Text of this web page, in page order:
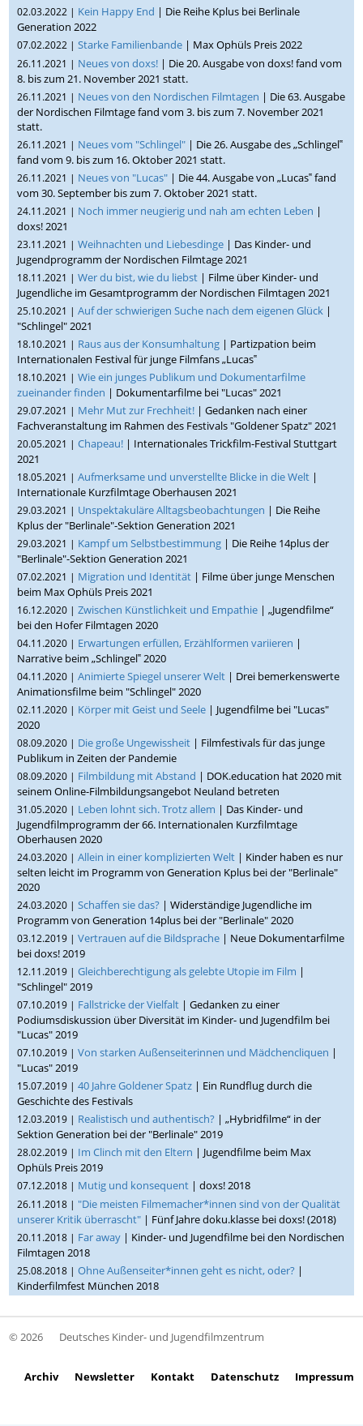
02.03.2022 | Kein Happy End | Die Reihe Kplus bei Berlinale
Generation 2022
07.02.2022 |Starke Familienbande | Max Ophüls Preis 2022
26.11.2021 | Neues von doxs! | Die 20. Ausgabe von doxs! fand vom
8. bis zum 21. November 2021 statt.
26.11.2021 | Neues von den Nordischen Filmtagen | Die 63. Ausgabe
der Nordischen Filmtage fand vom 3. bis zum 7. November 2021
statt.
26.11.2021 | Neues vom "Schlingel" | Die 26. Ausgabe des „Schlingel‟
fand vom 9. bis zum 16. Oktober 2021 statt.
26.11.2021 | Neues von "Lucas" | Die 44. Ausgabe von „Lucas‟ fand
vom 30. September bis zum 7. Oktober 2021 statt.
24.11.2021 | Noch immer neugierig und nah am echten Leben |
doxs! 2021
23.11.2021 |Weihnachten und Liebesdinge | Das Kinder- und
Jugendprogramm der Nordischen Filmtage 2021
18.11.2021 |Wer du bist, wie du liebst | Filme über Kinder- und
Jugendliche im Gesamtprogramm der Nordischen Filmtagen 2021
25.10.2021 |Auf der schwierigen Suche nach dem eigenen Glück |
"Schlingel" 2021
18.10.2021 | Raus aus der Konsumhaltung | Partizpation beim
Internationalen Festival für junge Filmfans „Lucas‟
18.10.2021 |Wie ein junges Publikum und Dokumentarfilme
zueinander finden | Dokumentarfilme bei "Lucas" 2021
29.07.2021 | Mehr Mut zur Frechheit! | Gedanken nach einer
Fachveranstaltung im Rahmen des Festivals "Goldener Spatz" 2021
20.05.2021 |Chapeau! | Internationales Trickfilm-Festival Stuttgart
2021
18.05.2021 |Aufmerksame und unverstellte Blicke in die Welt |
Internationale Kurzfilmtage Oberhausen 2021
29.03.2021 | Unspektakuläre Alltagsbeobachtungen | Die Reihe
Kplus der "Berlinale"-Sektion Generation 2021
29.03.2021 | Kampf um Selbstbestimmung | Die Reihe 14plus der
"Berlinale"-Sektion Generation 2021
07.02.2021 | Migration und Identität | Filme über junge Menschen
beim Max Ophüls Preis 2021
16.12.2020 |Zwischen Künstlichkeit und Empathie | „Jugendfilme“
bei den Hofer Filmtagen 2020
04.11.2020 | Erwartungen erfüllen, Erzählformen variieren |
Narrative beim „Schlingel‟ 2020
04.11.2020 |Animierte Spiegel unserer Welt | Drei bemerkenswerte
Animationsfilme beim "Schlingel" 2020
02.11.2020 | Körper mit Geist und Seele | Jugendfilme bei "Lucas"
2020
08.09.2020 | Die große Ungewissheit | Filmfestivals für das junge
Publikum in Zeiten der Pandemie
08.09.2020 | Filmbildung mit Abstand | DOK.education hat 2020 mit
seinem Online-Filmbildungsangebot Neuland betreten
31.05.2020 | Leben lohnt sich. Trotz allem | Das Kinder- und
Jugendfilmprogramm der 66. Internationalen Kurzfilmtage
Oberhausen 2020
24.03.2020 |Allein in einer komplizierten Welt | Kinder haben es nur
selten leicht im Programm von Generation Kplus bei der "Berlinale"
2020
24.03.2020 |Schaffen sie das? | Widerständige Jugendliche im
Programm von Generation 14plus bei der "Berlinale" 2020
03.12.2019 |Vertrauen auf die Bildsprache | Neue Dokumentarfilme
bei doxs! 2019
12.11.2019 |Gleichberechtigung als gelebte Utopie im Film |
"Schlingel" 2019
07.10.2019 | Fallstricke der Vielfalt | Gedanken zu einer
Podiumsdiskussion über Diversität im Kinder- und Jugendfilm bei
"Lucas" 2019
07.10.2019 |Von starken Außenseiterinnen und Mädchencliquen |
"Lucas" 2019
15.07.2019 |40 Jahre Goldener Spatz | Ein Rundflug durch die
Geschichte des Festivals
12.03.2019 | Realistisch und authentisch? | „Hybridfilme“ in der
Sektion Generation bei der "Berlinale" 2019
28.02.2019 | Im Clinch mit den Eltern | Jugendfilme beim Max
Ophüls Preis 2019
07.12.2018 | Mutig und konsequent | doxs! 2018
26.11.2018 | "Die meisten Filmemacher*innen sind von der Qualität
unserer Kritik überrascht" | Fünf Jahre doku.klasse bei doxs! (2018)
20.11.2018 | Far away | Kinder- und Jugendfilme bei den Nordischen
Filmtagen 2018
25.08.2018 |Ohne Außenseiter*innen geht es nicht, oder? |
Kinderfilmfest München 2018
© 2026 Deutsches Kinder- und Jugendfilmzentrum
Archiv Newsletter Kontakt Datenschutz Impressum